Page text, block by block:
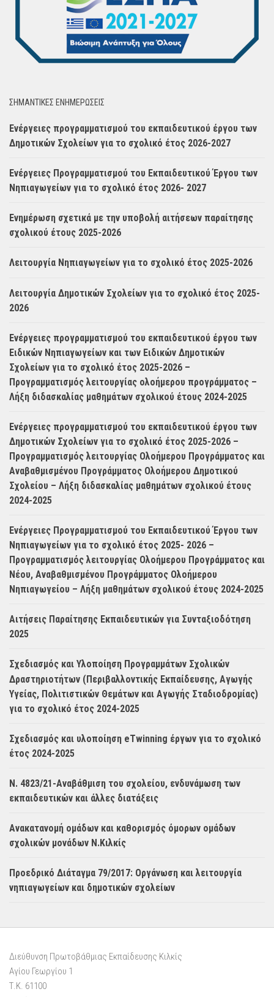
ΣΗΜΑΝΤΙΚΈΣ ΕΝΗΜΈΡΩΣΕΙΣ
Ενέργειες προγραμματισμού του εκπαιδευτικού έργου των
Δημοτικών Σχολείων για το σχολικό έτος 2026-2027
Ενέργειες Προγραμματισμού του Εκπαιδευτικού Έργου των
Νηπιαγωγείων για το σχολικό έτος 2026- 2027
Ενημέρωση σχετικά με την υποβολή αιτήσεων παραίτησης
σχολικού έτους 2025-2026
Λειτουργία Νηπιαγωγείων για το σχολικό έτος 2025-2026
Λειτουργία Δημοτικών Σχολείων για το σχολικό έτος 2025-
2026
Ενέργειες προγραμματισμού του εκπαιδευτικού έργου των
Ειδικών Νηπιαγωγείων και των Ειδικών Δημοτικών
Σχολείων για το σχολικό έτος 2025-2026 –
Προγραμματισμός λειτουργίας ολοήμερου προγράμματος –
Λήξη διδασκαλίας μαθημάτων σχολικού έτους 2024-2025
Ενέργειες προγραμματισμού του εκπαιδευτικού έργου των
Δημοτικών Σχολείων για το σχολικό έτος 2025-2026 –
Προγραμματισμός λειτουργίας Ολοήμερου Προγράμματος και
Αναβαθμισμένου Προγράμματος Ολοήμερου Δημοτικού
Σχολείου – Λήξη διδασκαλίας μαθημάτων σχολικού έτους
2024-2025
Ενέργειες Προγραμματισμού του Εκπαιδευτικού Έργου των
Νηπιαγωγείων για το σχολικό έτος 2025- 2026 –
Προγραμματισμός λειτουργίας Ολοήμερου Προγράμματος και
Νέου, Αναβαθμισμένου Προγράμματος Ολοήμερου
Νηπιαγωγείου – Λήξη μαθημάτων σχολικού έτους 2024-2025
Αιτήσεις Παραίτησης Εκπαιδευτικών για Συνταξιοδότηση
2025
Σχεδιασμός και Υλοποίηση Προγραμμάτων Σχολικών
Δραστηριοτήτων (Περιβαλλοντικής Εκπαίδευσης, Αγωγής
Υγείας, Πολιτιστικών Θεμάτων και Αγωγής Σταδιοδρομίας)
για το σχολικό έτος 2024-2025
Σχεδιασμός και υλοποίηση eTwinning έργων για το σχολικό
έτος 2024-2025
Ν. 4823/21-Αναβάθμιση του σχολείου, ενδυνάμωση των
εκπαιδευτικών και άλλες διατάξεις
Ανακατανομή ομάδων και καθορισμός όμορων ομάδων
σχολικών μονάδων Ν.Κιλκίς
Προεδρικό Διάταγμα 79/2017: Οργάνωση και λειτουργία
νηπιαγωγείων και δημοτικών σχολείων
Διεύθυνση Πρωτοβάθμιας Εκπαίδευσης Κιλκίς
Αγίου Γεωργίου 1
Τ.Κ. 61100